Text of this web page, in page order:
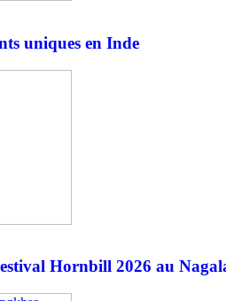
uniques en Inde
Hornbill 2026 au